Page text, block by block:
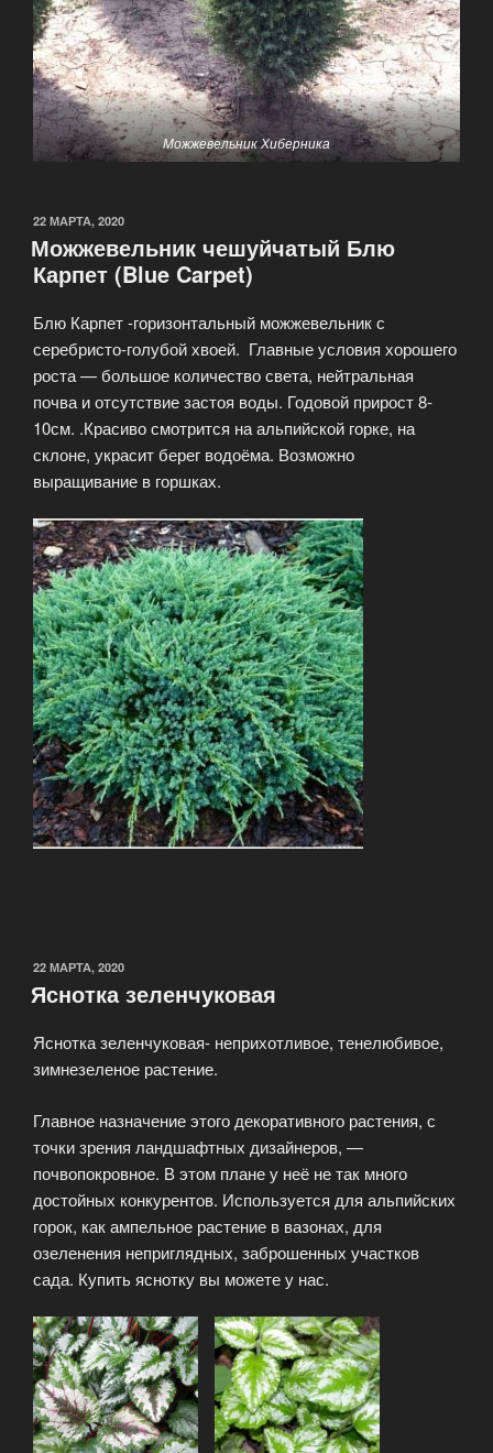
Можжевельник Хиберника
ОПУБЛИКОВАНО
22 МАРТА, 2020
Можжевельник чешуйчатый Блю
Карпет (Blue Carpet)
Блю Карпет -горизонтальный можжевельник с
серебристо-голубой хвоей. Главные условия хорошего
роста — большое количество света, нейтральная
почва и отсутствие застоя воды. Годовой прирост 8-
10см. .Красиво смотрится на альпийской горке, на
склоне, украсит берег водоёма. Возможно
выращивание в горшках.
ОПУБЛИКОВАНО
22 МАРТА, 2020
Яснотка зеленчуковая
Яснотка зеленчуковая- неприхотливое, тенелюбивое,
зимнезеленое растение.
Главное назначение этого декоративного растения, с
точки зрения ландшафтных дизайнеров, —
почвопокровное. В этом плане у неё не так много
достойных конкурентов. Используется для альпийских
горок, как ампельное растение в вазонах, для
озеленения неприглядных, заброшенных участков
сада. Купить яснотку вы можете у нас.